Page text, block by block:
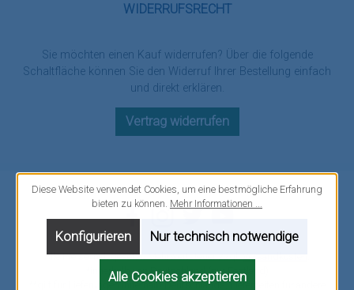
WIDERRUFSRECHT
Sie möchten einen Kauf widerrufen? Über die folgende
Schaltfläche können Sie den Widerruf Ihrer Bestellung einfach
und direkt erklären.
Vertrag widerrufen
Facebook
Alle Preise inkl. gesetzl. Mehrwertsteuer zzgl.Versandkosten
*innerhalb von Deutschland (nur Festland)
**gilt für Lieferungen innerhalb Deutschlands, Lieferzeiten für andere
Diese Website verwendet Cookies, um eine bestmögliche Erfahrung
bieten zu können. Mehr Informationen ...
Nur technisch notwendige
Konfigurieren
Alle Cookies akzeptieren